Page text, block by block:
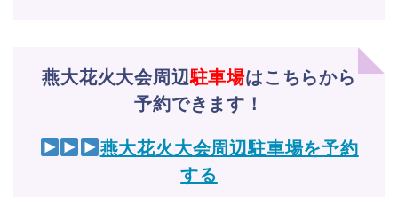
燕大花火大会周辺駐車場はこちらから
予約できます！
燕大花火大会周辺駐車場を予約
する